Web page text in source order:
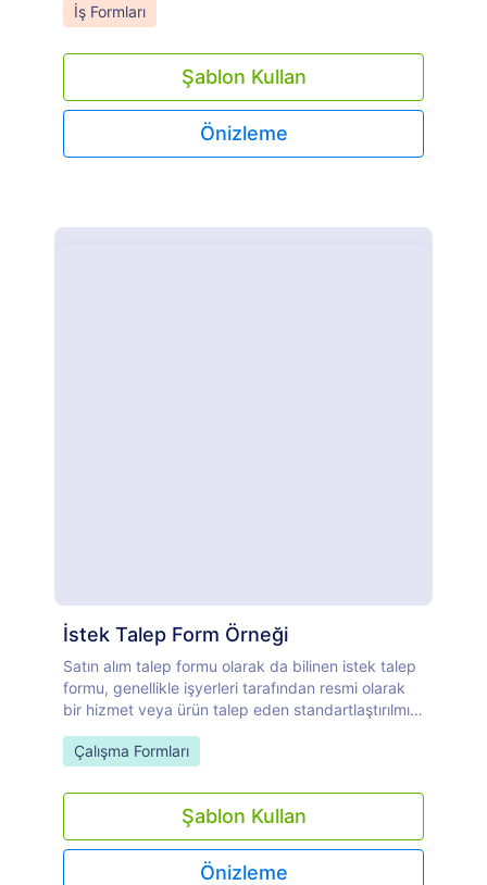
Go to Category:
İş Formları
Şablon Kullan
Önizleme
İstek Talep Form Örneği
Satın alım talep formu olarak da bilinen istek talep
formu, genellikle işyerleri tarafından resmi olarak
bir hizmet veya ürün talep eden standartlaştırılmış
Go to Category:
Çalışma Formları
Şablon Kullan
Önizleme